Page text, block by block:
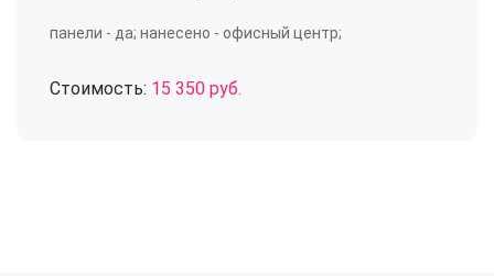
панели - да; нанесено - офисный центр;
Стоимость: 15 350 руб.